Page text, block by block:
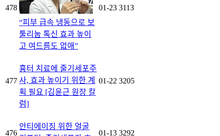
478
“피부 급속 냉동으로 보
툴리눔 톡신 효과 높이
고 여드름도 없애”
01-23 3113
477
흉터 치료에 줄기세포주
사, 효과 높이기 위한 계
획 필요 [김윤근 원장 칼
럼]
01-22 3205
476
안티에이징 위한 얼굴
01-13 3292